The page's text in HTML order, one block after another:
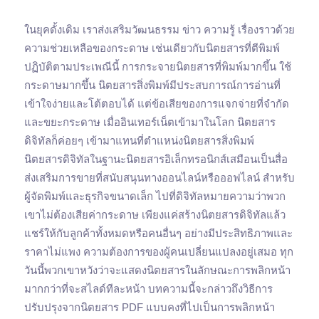
ในยุคดั้งเดิม เราส่งเสริมวัฒนธรรม ข่าว ความรู้ เรื่องราวด้วย
ความช่วยเหลือของกระดาษ เช่นเดียวกับนิตยสารที่ตีพิมพ์
ปฏิบัติตามประเพณีนี้ การกระจายนิตยสารที่พิมพ์มากขึ้น ใช้
กระดาษมากขึ้น นิตยสารสิ่งพิมพ์มีประสบการณ์การอ่านที่
เข้าใจง่ายและโต้ตอบได้ แต่ข้อเสียของการแจกจ่ายที่จำกัด
และขยะกระดาษ เมื่ออินเทอร์เน็ตเข้ามาในโลก นิตยสาร
ดิจิทัลก็ค่อยๆ เข้ามาแทนที่ตำแหน่งนิตยสารสิ่งพิมพ์
นิตยสารดิจิทัลในฐานะนิตยสารอิเล็กทรอนิกส์เสมือนเป็นสื่อ
ส่งเสริมการขายที่สนับสนุนทางออนไลน์หรือออฟไลน์ สำหรับ
ผู้จัดพิมพ์และธุรกิจขนาดเล็ก ไปที่ดิจิทัลหมายความว่าพวก
เขาไม่ต้องเสียค่ากระดาษ เพียงแค่สร้างนิตยสารดิจิทัลแล้ว
แชร์ให้กับลูกค้าทั้งหมดหรือคนอื่นๆ อย่างมีประสิทธิภาพและ
ราคาไม่แพง ความต้องการของผู้คนเปลี่ยนแปลงอยู่เสมอ ทุก
วันนี้พวกเขาหวังว่าจะแสดงนิตยสารในลักษณะการพลิกหน้า
มากกว่าที่จะสไลด์ทีละหน้า บทความนี้จะกล่าวถึงวิธีการ
ปรับปรุงจากนิตยสาร PDF แบบคงที่ไปเป็นการพลิกหน้า